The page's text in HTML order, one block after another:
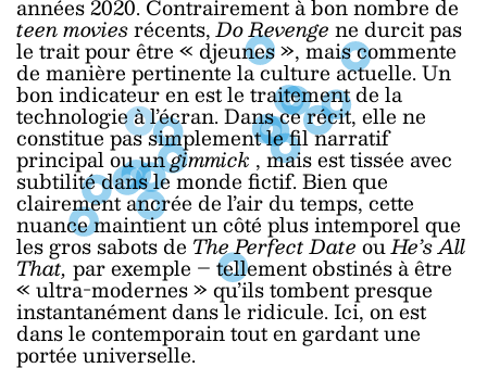
teen moviesrécents,Do Revengene durcit pas
le trait pour être « djeunes », mais commente
de manière pertinente la culture actuelle. Un
bon indicateur en est le traitement de la
technologie à l’écran. Dans ce récit, elle ne
constitue pas simplement le fil narratif
principal ou ungimmick , mais est tissée avec
subtilité dans le monde fictif. Bien que
clairement ancrée de l’air du temps, cette
nuance maintient un côté plus intemporel que
les gros sabots de The Perfect DateouHe’s All
That, par exemple – tellement obstinés à être
« ultra-modernes » qu’ils tombent presque
instantanément dans le ridicule. Ici, on est
dans le contemporain tout en gardant une
portée universelle.